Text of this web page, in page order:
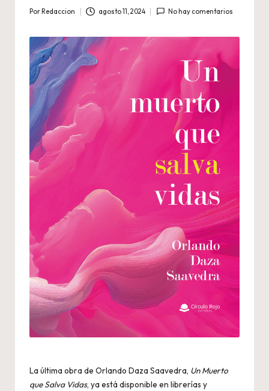
Por Redaccion agosto 11, 2024 No hay comentarios
La última obra de Orlando Daza Saavedra, Un Muerto
que Salva Vidas, ya está disponible en librerías y